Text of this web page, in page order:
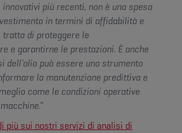
più recenti, non è una spesa
in termini di affidabilità e
di proteggere le
e garantirne le prestazioni. È anche
dell’olio può essere uno strumento
la manutenzione predittiva e
come le condizioni operative
più sui nostri servizi di analisi di